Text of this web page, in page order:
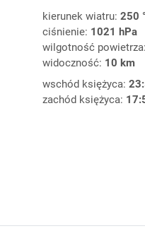
kierunek wiatru: 250 °
ciśnienie: 1021 hPa
wilgotność powietrza:
widoczność: 10 km
wschód księżyca:
zachód księżyca: